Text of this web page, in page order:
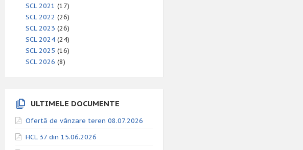
SCL 2021 (17)
SCL 2022 (26)
SCL 2023 (26)
SCL 2024 (24)
SCL 2025 (16)
SCL 2026 (8)
ULTIMELE DOCUMENTE
Ofertă de vânzare teren 08.07.2026
HCL 37 din 15.06.2026